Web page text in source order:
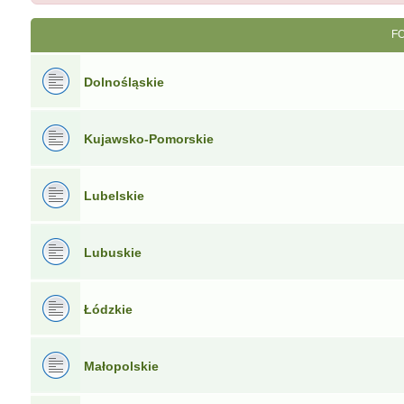
Dolnośląskie
Kujawsko-Pomorskie
Lubelskie
Lubuskie
Łódzkie
Małopolskie